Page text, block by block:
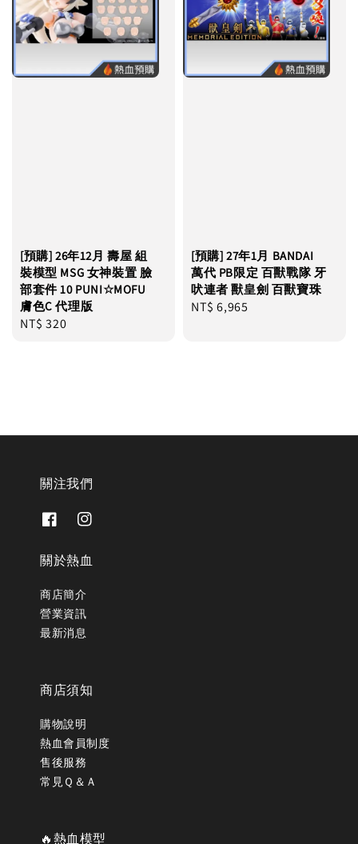
[預購] 26年12月 壽屋 組
裝模型 MSG 女神裝置 臉
部套件 10 PUNI☆MOFU
膚色C 代理版
Regular
NT$ 320
[預購] 27年1月 BANDAI
萬代 PB限定 百獸戰隊 牙
吠連者 獸皇劍 百獸寶珠
Regular
NT$ 6,965
關注我們
關於熱血
商店簡介
營業資訊
最新消息
商店須知
購物說明
熱血會員制度
售後服務
常見Ｑ＆Ａ
🔥熱血模型